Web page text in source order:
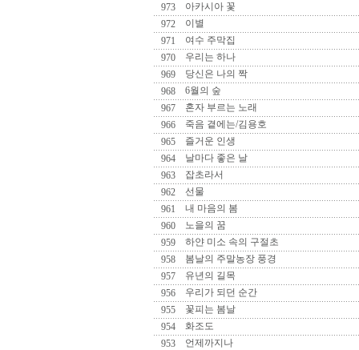
973
아카시아 꽃
972
이별
971
여수 주막집
970
우리는 하나
969
당신은 나의 짝
968
6월의 숲
967
혼자 부르는 노래
966
죽음 곁에는/김용호
965
즐거운 인생
964
날마다 좋은 날
963
잡초라서
962
선물
961
내 마음의 봄
960
노을의 꿈
959
하얀 미소 속의 구절초
958
봄날의 주말농장 풍경
957
유년의 길목
956
우리가 되던 순간
955
꽃피는 봄날
954
화조도
953
언제까지나